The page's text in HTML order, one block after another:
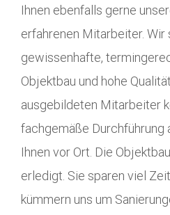
Ihnen ebenfalls gerne
erfahrenen Mitarbeiter. Wir
gewissenhafte,
Objektbau und hohe
ausgebildeten Mitarbeiter
fachgemäße Durchführung
Ihnen vor Ort. Die
erledigt. Sie sparen viel
kümmern uns um